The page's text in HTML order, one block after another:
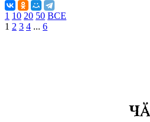
1 10 20 50 ВСЕ
1 2 3 4 ... 6